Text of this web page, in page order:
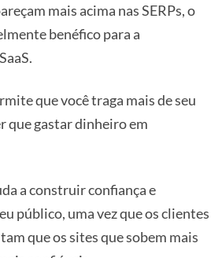
mais acima nas SERPs, o
benéfico para a
que você traga mais de seu
que gastar dinheiro em
a construir confiança e
público, uma vez que os clientes
que os sites que sobem mais